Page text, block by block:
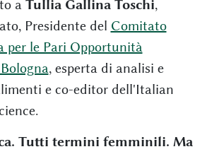
a Tullia Gallina Toschi,
Presidente del Comitato
per le Pari Opportunità
, esperta di analisi e
e co-editor dell'Italian
Tutti termini femminili. Ma